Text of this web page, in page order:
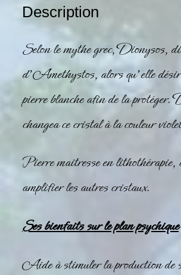
Description
Selon le mythe grec, Dionysos,
d’Amethystos, alors qu’elle
pierreblancheafin de la protéger.
changea cecristalà la couleur
Pierre maitresse en lithothérapie,
amplifier les autres cristaux.
Ses bienfaits sur le plan psychique
Aide à stimuler la production de